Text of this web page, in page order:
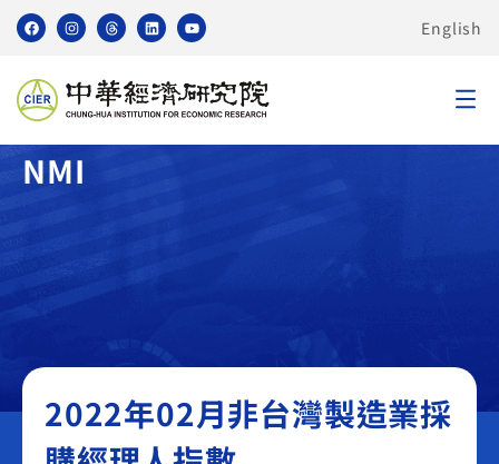
English
臺灣非製造業採購經理人指數
NMI
2022年02月非台灣製造業採